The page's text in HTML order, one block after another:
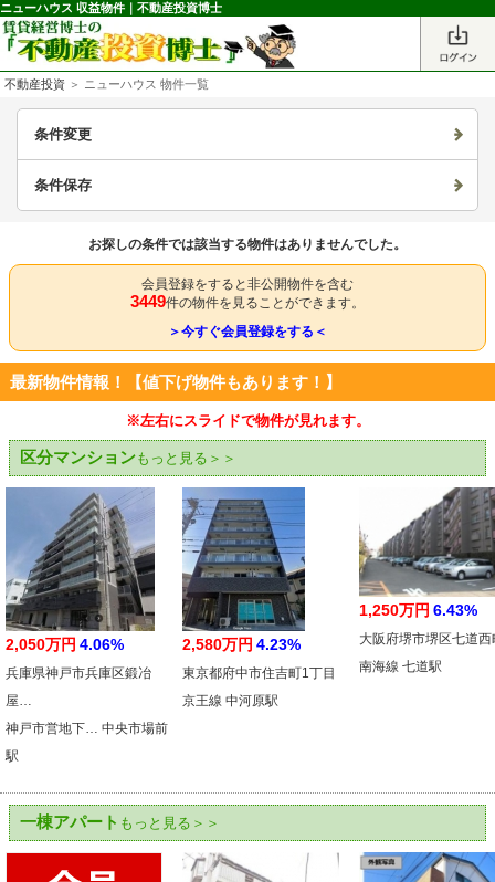
ニューハウス 収益物件｜不動産投資博士
不動産投資 ＞ ニューハウス 物件一覧
条件変更
条件保存
お探しの条件では該当する物件はありませんでした。
会員登録をすると非公開物件を含む
3449件の物件を見ることができます。
＞今すぐ会員登録をする＜
最新物件情報！【値下げ物件もあります！】
※左右にスライドで物件が見れます。
区分マンションもっと見る＞＞
2,050万円 4.06%
兵庫県神戸市兵庫区鍛冶
屋…
神戸市営地下… 中央市場前
駅
2,580万円 4.23%
東京都府中市住吉町1丁目
京王線 中河原駅
1,250万円 6.43%
大阪府堺市堺区七道西
南海線 七道駅
一棟アパート もっと見る＞＞